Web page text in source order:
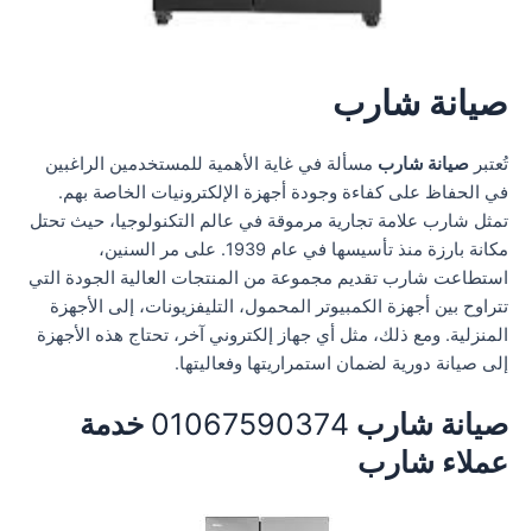
صيانة شارب
تُعتبر صيانة شارب مسألة في غاية الأهمية للمستخدمين الراغبين
في الحفاظ على كفاءة وجودة أجهزة الإلكترونيات الخاصة بهم.
تمثل شارب علامة تجارية مرموقة في عالم التكنولوجيا، حيث تحتل
مكانة بارزة منذ تأسيسها في عام 1939. على مر السنين،
استطاعت شارب تقديم مجموعة من المنتجات العالية الجودة التي
تتراوح بين أجهزة الكمبيوتر المحمول، التليفزيونات، إلى الأجهزة
المنزلية. ومع ذلك، مثل أي جهاز إلكتروني آخر، تحتاج هذه الأجهزة
إلى صيانة دورية لضمان استمراريتها وفعاليتها.
صيانة شارب 01067590374 خدمة
عملاء شارب